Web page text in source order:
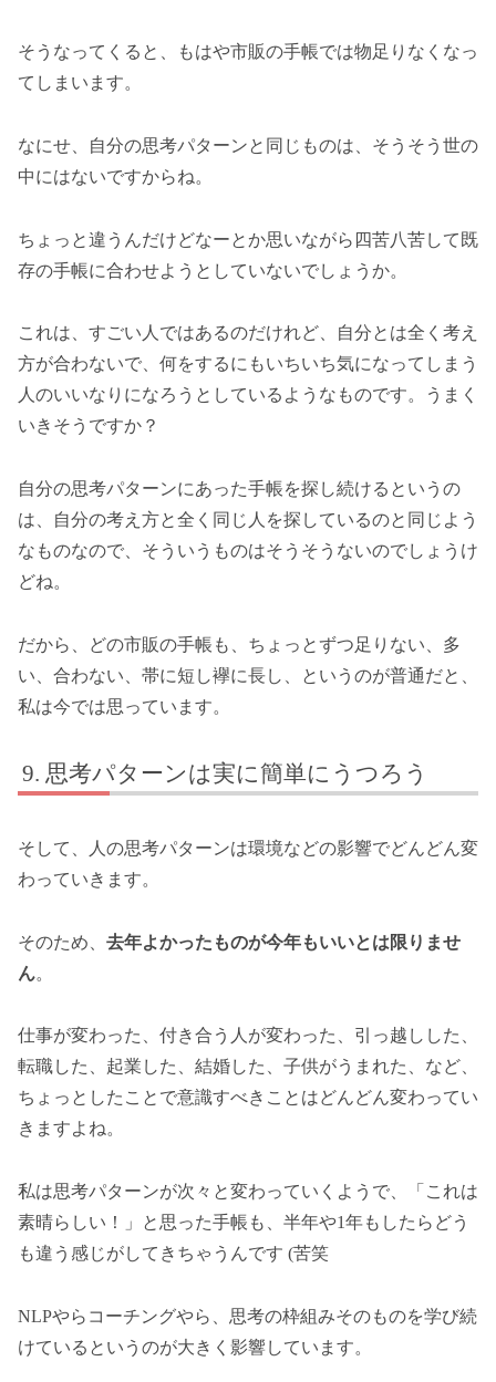
そうなってくると、もはや市販の手帳では物足りなくなっ
てしまいます。
なにせ、自分の思考パターンと同じものは、そうそう世の
中にはないですからね。
ちょっと違うんだけどなーとか思いながら四苦八苦して既
存の手帳に合わせようとしていないでしょうか。
これは、すごい人ではあるのだけれど、自分とは全く考え
方が合わないで、何をするにもいちいち気になってしまう
人のいいなりになろうとしているようなものです。うまく
いきそうですか？
自分の思考パターンにあった手帳を探し続けるというの
は、自分の考え方と全く同じ人を探しているのと同じよう
なものなので、そういうものはそうそうないのでしょうけ
どね。
だから、どの市販の手帳も、ちょっとずつ足りない、多
い、合わない、帯に短し襷に長し、というのが普通だと、
私は今では思っています。
思考パターンは実に簡単にうつろう
そして、人の思考パターンは環境などの影響でどんどん変
わっていきます。
そのため、 去年よかったものが今年もいいとは限りませ
ん。
仕事が変わった、付き合う人が変わった、引っ越しした、
転職した、起業した、結婚した、子供がうまれた、など、
ちょっとしたことで意識すべきことはどんどん変わってい
きますよね。
私は思考パターンが次々と変わっていくようで、「これは
素晴らしい！」と思った手帳も、半年や1年もしたらどう
も違う感じがしてきちゃうんです (苦笑
NLPやらコーチングやら、思考の枠組みそのものを学び続
けているというのが大きく影響しています。